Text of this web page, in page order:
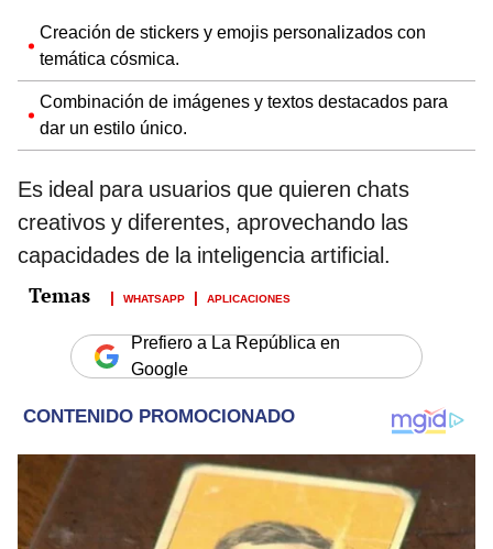
Creación de stickers y emojis personalizados con
temática cósmica.
Combinación de imágenes y textos destacados para
dar un estilo único.
Es ideal para usuarios que quieren chats
creativos y diferentes, aprovechando las
capacidades de la inteligencia artificial.
WHATSAPP APLICACIONES
Prefiero a La República en
Google